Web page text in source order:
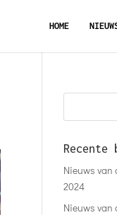
HOME
Recente
Nieuws van
2024
Nieuws van